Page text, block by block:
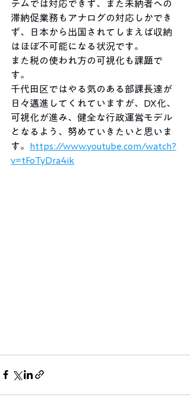
テムでは対応できず、また未納者への
滞納促業務もアナログの対応しかでき
ず、日本から出国されてしまえば収納
はほぼ不可能になる状況です。
また税の使われ方の可視化も課題で
す。
千代田区ではやる気のある部課長達が
日々邁進してくれていますが、DX化、
可視化が進み、健全な行政運営モデル
となるよう、努めていきたいと思いま
す。 https://www.youtube.com/watch?
v=tFoTyDra4ik